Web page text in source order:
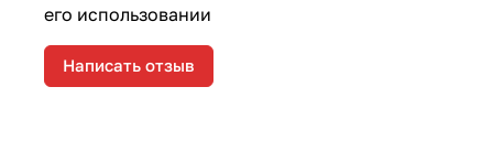
его использовании
Написать отзыв